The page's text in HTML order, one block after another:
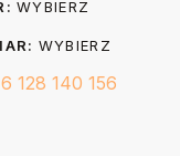
WYBIERZ
WYBIERZ
128 140 156